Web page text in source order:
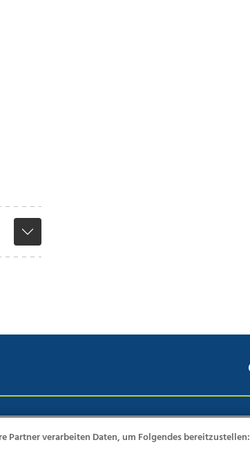
Partner verarbeiten Daten, um Folgendes bereitzustellen: